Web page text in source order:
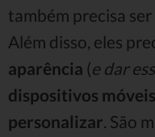
também precisa ser
Além disso, eles
aparência (e dar
dispositivos móveis
personalizar. São